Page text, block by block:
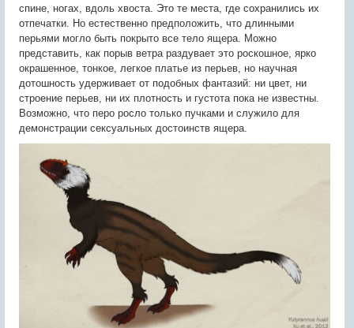
спине, ногах, вдоль хвоста. Это те места, где сохранились их
отпечатки. Но естественно предположить, что длинными
перьями могло быть покрыто все тело ящера. Можно
представить, как порыв ветра раздувает это роскошное, ярко
окрашенное, тонкое, легкое платье из перьев, но научная
дотошность удерживает от подобных фантазий: ни цвет, ни
строение перьев, ни их плотность и густота пока не известны.
Возможно, что перо росло только пучками и служило для
демонстрации сексуальных достоинств ящера.